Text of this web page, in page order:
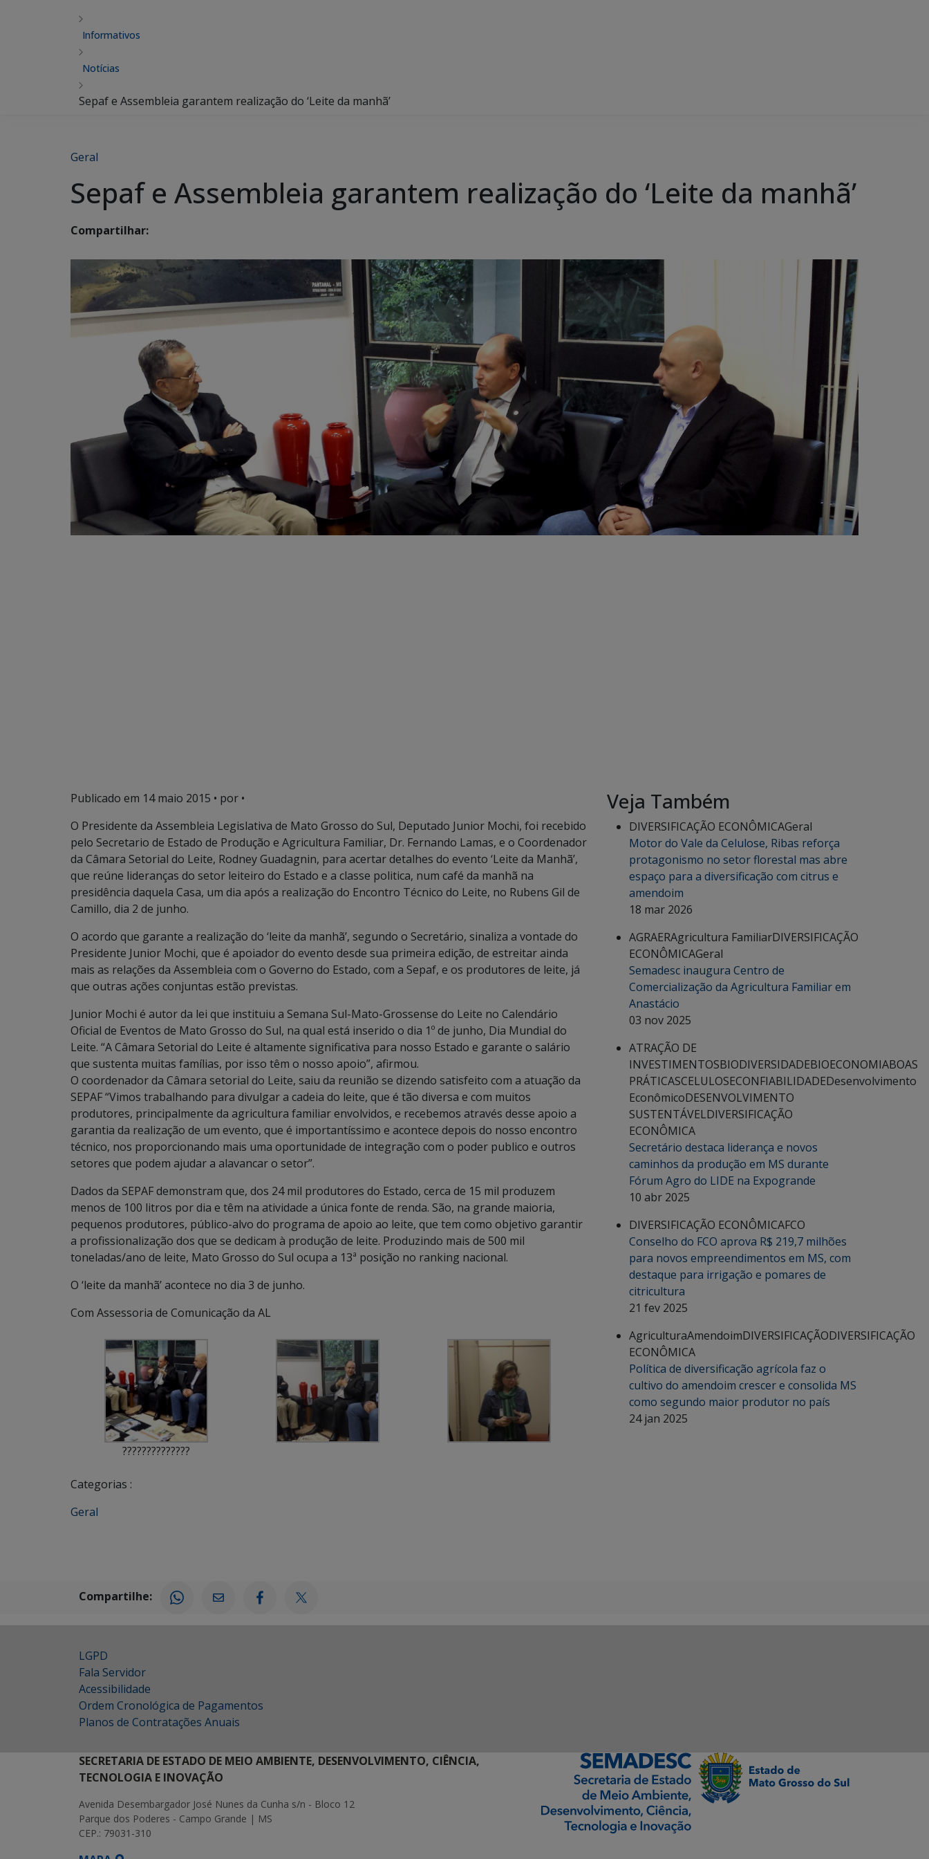
Informativos
Notícias
Sepaf e Assembleia garantem realização do ‘Leite da manhã’
Geral
Sepaf e Assembleia garantem realização do ‘Leite da manhã’
Compartilhar:
Publicado em 14 maio 2015 • por •
O Presidente da Assembleia Legislativa de Mato Grosso do Sul, Deputado Junior Mochi, foi recebido
pelo Secretario de Estado de Produção e Agricultura Familiar, Dr. Fernando Lamas, e o Coordenador
da Câmara Setorial do Leite, Rodney Guadagnin, para acertar detalhes do evento ‘Leite da Manhã’,
que reúne lideranças do setor leiteiro do Estado e a classe politica, num café da manhã na
presidência daquela Casa, um dia após a realização do Encontro Técnico do Leite, no Rubens Gil de
Camillo, dia 2 de junho.
O acordo que garante a realização do ‘leite da manhã’, segundo o Secretário, sinaliza a vontade do
Presidente Junior Mochi, que é apoiador do evento desde sua primeira edição, de estreitar ainda
mais as relações da Assembleia com o Governo do Estado, com a Sepaf, e os produtores de leite, já
que outras ações conjuntas estão previstas.
Junior Mochi é autor da lei que instituiu a Semana Sul-Mato-Grossense do Leite no Calendário
Oficial de Eventos de Mato Grosso do Sul, na qual está inserido o dia 1º de junho, Dia Mundial do
Leite. “A Câmara Setorial do Leite é altamente significativa para nosso Estado e garante o salário
que sustenta muitas famílias, por isso têm o nosso apoio”, afirmou.
O coordenador da Câmara setorial do Leite, saiu da reunião se dizendo satisfeito com a atuação da
SEPAF “Vimos trabalhando para divulgar a cadeia do leite, que é tão diversa e com muitos
produtores, principalmente da agricultura familiar envolvidos, e recebemos através desse apoio a
garantia da realização de um evento, que é importantíssimo e acontece depois do nosso encontro
técnico, nos proporcionando mais uma oportunidade de integração com o poder publico e outros
setores que podem ajudar a alavancar o setor”.
Dados da SEPAF demonstram que, dos 24 mil produtores do Estado, cerca de 15 mil produzem
menos de 100 litros por dia e têm na atividade a única fonte de renda. São, na grande maioria,
pequenos produtores, público-alvo do programa de apoio ao leite, que tem como objetivo garantir
a profissionalização dos que se dedicam à produção de leite. Produzindo mais de 500 mil
toneladas/ano de leite, Mato Grosso do Sul ocupa a 13ª posição no ranking nacional.
O ‘leite da manhã’ acontece no dia 3 de junho.
Com Assessoria de Comunicação da AL
??????????????
Categorias :
Geral
Veja Também
DIVERSIFICAÇÃO ECONÔMICAGeral
Motor do Vale da Celulose, Ribas reforça
protagonismo no setor florestal mas abre
espaço para a diversificação com citrus e
amendoim
18 mar 2026
AGRAERAgricultura FamiliarDIVERSIFICAÇÃO
ECONÔMICAGeral
Semadesc inaugura Centro de
Comercialização da Agricultura Familiar em
Anastácio
03 nov 2025
ATRAÇÃO DE
INVESTIMENTOSBIODIVERSIDADEBIOECONOMIABOAS
PRÁTICASCELULOSECONFIABILIDADEDesenvolvimento
EconômicoDESENVOLVIMENTO
SUSTENTÁVELDIVERSIFICAÇÃO
ECONÔMICA
Secretário destaca liderança e novos
caminhos da produção em MS durante
Fórum Agro do LIDE na Expogrande
10 abr 2025
DIVERSIFICAÇÃO ECONÔMICAFCO
Conselho do FCO aprova R$ 219,7 milhões
para novos empreendimentos em MS, com
destaque para irrigação e pomares de
citricultura
21 fev 2025
AgriculturaAmendoimDIVERSIFICAÇÃODIVERSIFICAÇÃO
ECONÔMICA
Política de diversificação agrícola faz o
cultivo do amendoim crescer e consolida MS
como segundo maior produtor no país
24 jan 2025
Compartilhe:
LGPD
Fala Servidor
Acessibilidade
Ordem Cronológica de Pagamentos
Planos de Contratações Anuais
SECRETARIA DE ESTADO DE MEIO AMBIENTE, DESENVOLVIMENTO, CIÊNCIA,
TECNOLOGIA E INOVAÇÃO
Avenida Desembargador José Nunes da Cunha s/n - Bloco 12
Parque dos Poderes - Campo Grande | MS
CEP.: 79031-310